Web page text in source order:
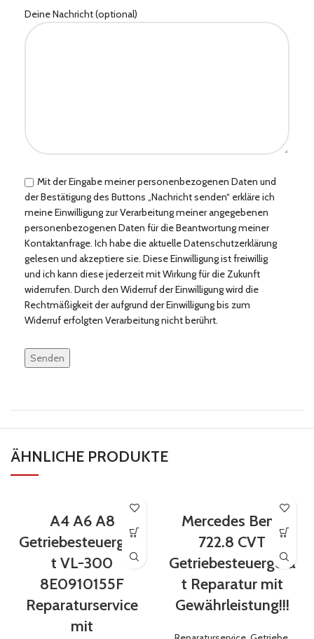
Deine Nachricht (optional)
Mit der Eingabe meiner personenbezogenen Daten und
der Bestätigung des Buttons „Nachricht senden“ erkläre ich
meine Einwilligung zur Verarbeitung meiner angegebenen
personenbezogenen Daten für die Beantwortung meiner
Kontaktanfrage. Ich habe die aktuelle Datenschutzerklärung
gelesen und akzeptiere sie. Diese Einwilligung ist freiwillig
und ich kann diese jederzeit mit Wirkung für die Zukunft
widerrufen. Durch den Widerruf der Einwilligung wird die
Rechtmäßigkeit der aufgrund der Einwilligung bis zum
Widerruf erfolgten Verarbeitung nicht berührt.
lasse
dieses
ÄHNLICHE PRODUKTE
A4 A6 A8
Getriebesteuergerä
t VL-300
8E0910155F
Reparaturservice
mit
Mercedes Benz
722.8 CVT
Getriebesteuergerä
t Reparatur mit
Gewährleistung!!!